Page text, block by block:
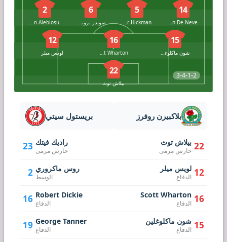
3-4-1-2
14
Dion De Neve
5
Taylor Gardner-Hickman
6
سوندر ترونستاد
2
Ryan Alebiosu
15
شون ماكلوغلين
16
Scott Wharton
12
لويس ميلر
22
بيلاش توث
بريستول سيتي
23 راديك فيتك
حارس مرمى
2 روس ماكروري
الوسط
16 Robert Dickie
الدفاع
19 George Tanner
الدفاع
بلاكبيرن روفرز
22 بيلاش توث
حارس مرمى
12 لويس ميلر
الدفاع
16
Scott Wharton
الدفاع
15 شون ماكلوغلين
الدفاع